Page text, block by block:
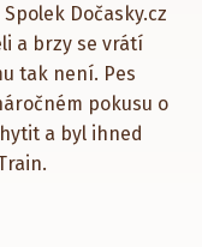
Dočasky.cz
a brzy se vrátí
tak není. Pes
pokusu o
a byl ihned